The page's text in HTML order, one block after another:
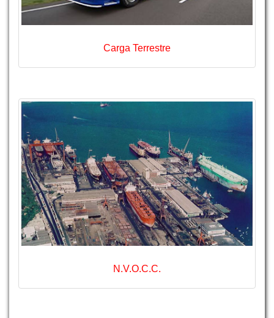
Carga Terrestre
N.V.O.C.C.